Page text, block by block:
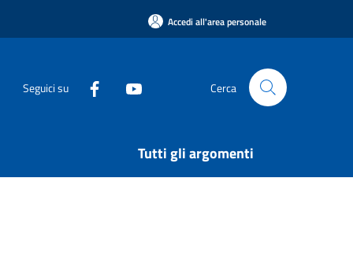
Accedi all'area personale
Seguici su Cerca
Tutti gli argomenti